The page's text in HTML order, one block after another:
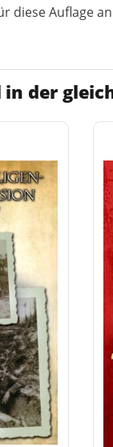
diese Auflage
der